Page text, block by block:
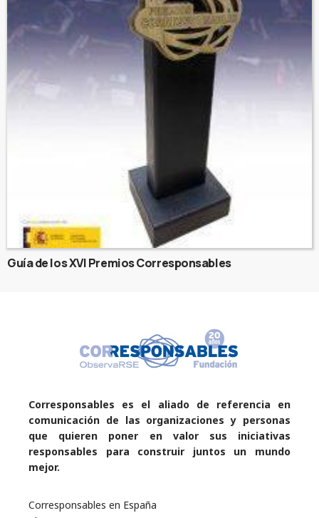
Guía de los XVI Premios Corresponsables
Corresponsables es el aliado de referencia en
comunicación de las organizaciones y personas
que quieren poner en valor sus iniciativas
responsables para construir juntos un mundo
mejor.
Corresponsables en España